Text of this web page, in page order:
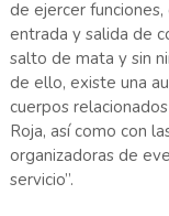
de ejercer
entrada y salida de
salto de mata y sin
de ello, existe una
cuerpos
Roja, así como con
organizadoras de
servicio”.